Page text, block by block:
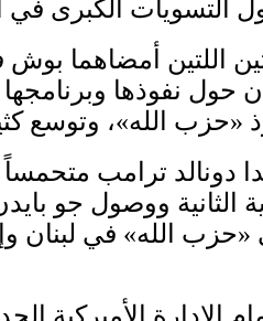
اللتين أمضاهما
نفوذها
إلى البيت الأبيض في العام
الله» في لبنان
الإدارة الأميركية